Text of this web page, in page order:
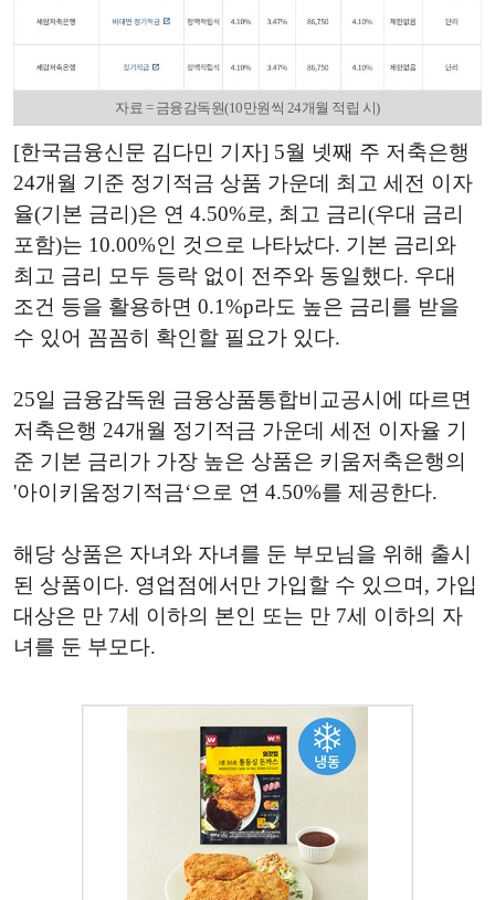
자료 = 금융감독원(10만원씩 24개월 적립 시)
[한국금융신문 김다민 기자] 5월 넷째 주 저축은행
24개월 기준 정기적금 상품 가운데 최고 세전 이자
율(기본 금리)은 연 4.50%로, 최고 금리(우대 금리
포함)는 10.00%인 것으로 나타났다. 기본 금리와
최고 금리 모두 등락 없이 전주와 동일했다. 우대
조건 등을 활용하면 0.1%p라도 높은 금리를 받을
수 있어 꼼꼼히 확인할 필요가 있다.
25일 금융감독원 금융상품통합비교공시에 따르면
저축은행 24개월 정기적금 가운데 세전 이자율 기
준 기본 금리가 가장 높은 상품은 키움저축은행의
'아이키움정기적금‘으로 연 4.50%를 제공한다.
해당 상품은 자녀와 자녀를 둔 부모님을 위해 출시
된 상품이다. 영업점에서만 가입할 수 있으며, 가입
대상은 만 7세 이하의 본인 또는 만 7세 이하의 자
녀를 둔 부모다.